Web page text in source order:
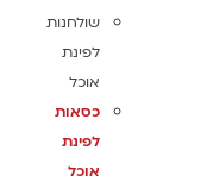
שולחנות
לפינת
אוכל
כסאות
לפינת
אוכל